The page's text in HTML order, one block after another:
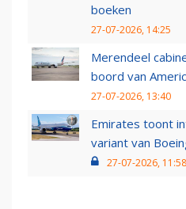
boeken
27-07-2026, 14:25
Merendeel
boord van
27-07-2026, 13:40
Emirates toont
variant van
27-07-2026, 11:58